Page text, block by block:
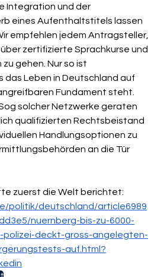
Integration und der
eines Aufenthaltstitels lassen
empfehlen jedem Antragsteller,
zertifizierte Sprachkurse und
gehen. Nur so ist
das Leben in Deutschland auf
Fundament steht.
solcher Netzwerke geraten
qualifizierten Rechtsbeistand
Handlungsoptionen zu
an die Tür
zuerst die Welt berichtet:
politik/deutschland/article6989
nuernberg-bis-zu-6000-
polizei-deckt-gross-angelegten-
auf.html?